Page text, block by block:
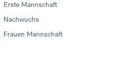
Erste Mannschaft
Nachwuchs
Frauen Mannschaft